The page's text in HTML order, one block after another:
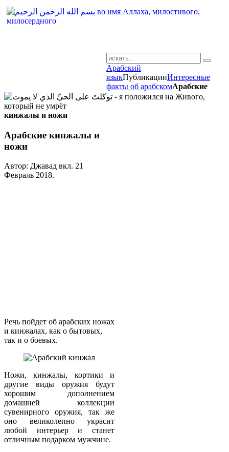
Арабский
языкПубликацииИнтересные
факты об арабскомАрабские
кинжалы и ножи
Арабские кинжалы и
ножи
Автор: Джавад вкл. 21
Февраль 2018.
Речь пойдет об арабских ножах
и кинжалах, как о бытовых,
так и о боевых.
Ножи, кинжалы, кортики и
другие виды оружия будут
хорошим дополнением
домашней коллекции
сувенирного оружия, так же
оно великолепно украсит
любой интерьер и станет
отличным подарком мужчине.